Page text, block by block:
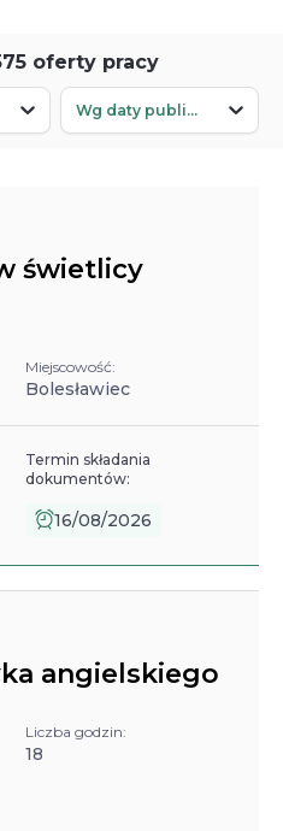
oferty pracy
Wybierz...
Wg daty publikacji
świetlicy
Miejscowość:
Bolesławiec
Termin składania
dokumentów:
16/08/2026
angielskiego
Liczba godzin:
18